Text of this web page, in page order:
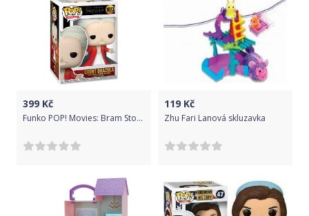
399 Kč
Funko POP! Movies: Bram Stokers - DraculaW/(BD)
119 Kč
Zhu Fari Lanová skluzavka